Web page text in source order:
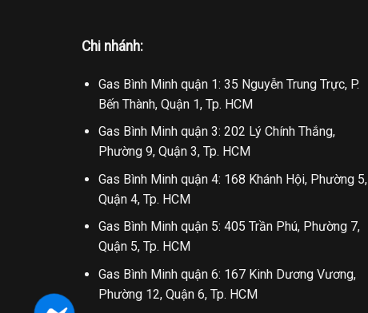
Chi nhánh:
Gas Bình Minh quận 1: 35 Nguyễn Trung Trực, P.
Bến Thành, Quận 1, Tp. HCM
Gas Bình Minh quận 3: 202 Lý Chính Thắng,
Phường 9, Quận 3, Tp. HCM
Gas Bình Minh quận 4: 168 Khánh Hội, Phường 5,
Quận 4, Tp. HCM
Gas Bình Minh quận 5: 405 Trần Phú, Phường 7,
Quận 5, Tp. HCM
Gas Bình Minh quận 6: 167 Kinh Dương Vương,
Phường 12, Quận 6, Tp. HCM